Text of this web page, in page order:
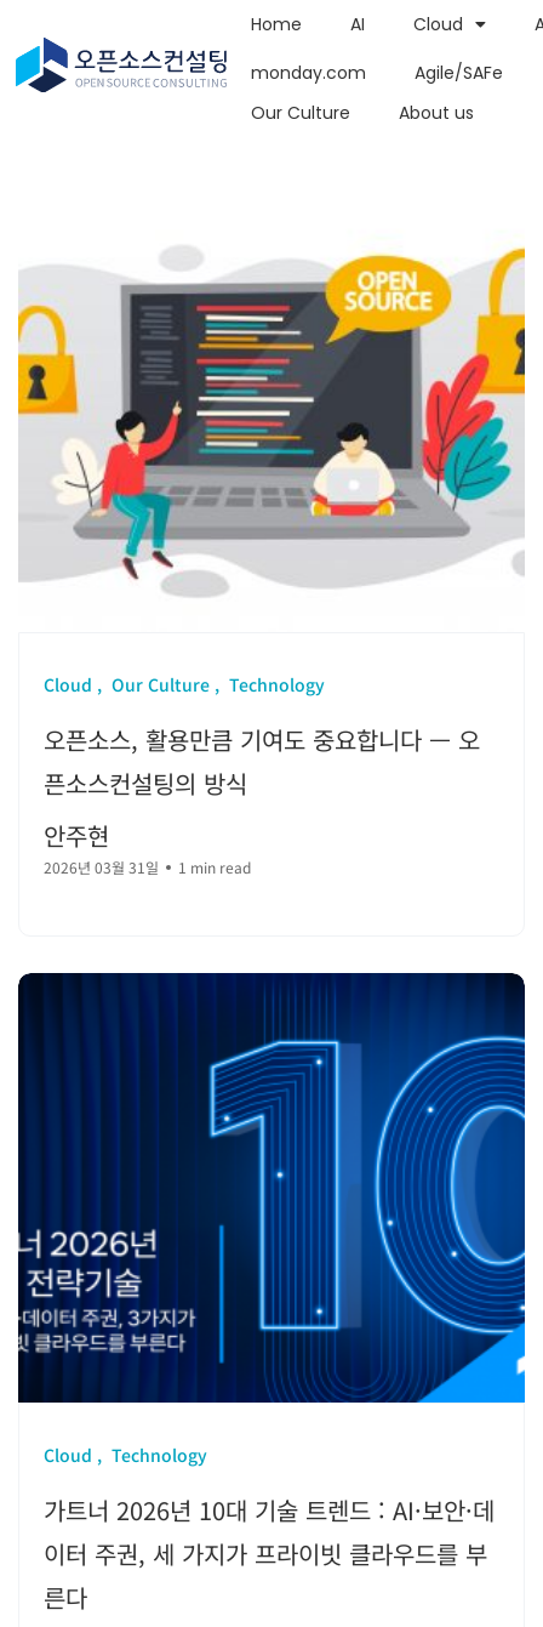
Home AI Cloud
monday.com
Agile/SAFe
Our Culture
About us
Cloud Our Culture Technology
오픈소스, 활용만큼 기여도 중요합니다 — 오
픈소스컨설팅의 방식
안주현
2026년 03월 31일 1 min read
Cloud Technology
가트너 2026년 10대 기술 트렌드 : AI·보안·데
이터 주권, 세 가지가 프라이빗 클라우드를 부
른다